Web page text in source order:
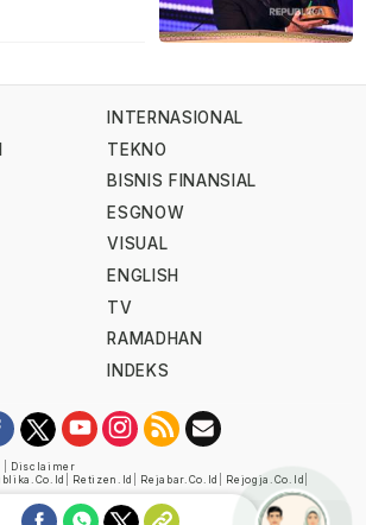
INTERNASIONAL
TEKNO
BISNIS FINANSIAL
ESGNOW
VISUAL
ENGLISH
TV
RAMADHAN
INDEKS
Disclaimer
Retizen.id Rejabar.co.id Rejogja.co.id